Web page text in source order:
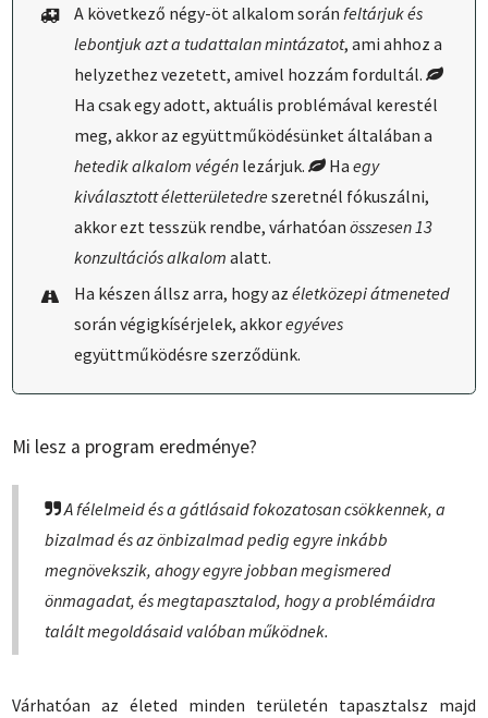
A következő négy-öt alkalom során feltárjuk és
lebontjuk azt a tudattalan mintázatot, ami ahhoz a
helyzethez vezetett, amivel hozzám fordultál.
Ha csak egy adott, aktuális problémával kerestél
meg, akkor az együttműködésünket általában a
hetedik alkalom végén le­zárjuk. Haegy
kiválasztott életterületedreszeretnél fókuszálni,
akkor ezt tesszük rendbe, várhatóanösszesen 13
konzultációs alkalom alatt.
Ha készen állsz arra, hogy azéletközepi átmeneted
során végigkísérjelek, akkoregyéves
együttműködésre szerződünk.
Mi lesz a program eredménye?
A félelmeid és a gátlásaid fokozatosan csökkennek, a
bizalmad és az önbizalmad pedig egyre inkább
megnövekszik, ahogy egyre jobban megismered
önmagadat, és megtapasztalod, hogy a problémáidra
talált megoldásaid valóban működnek.
Várhatóan az életed minden területén tapasztalsz majd